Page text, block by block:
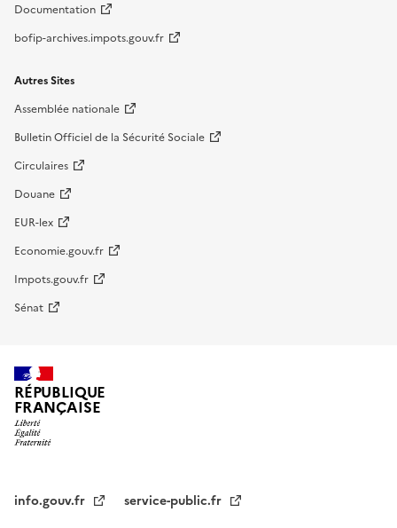
Documentation
bofip-archives.impots.gouv.fr
Autres Sites
Assemblée nationale
Bulletin Officiel de la Sécurité Sociale
Circulaires
Douane
EUR-lex
Economie.gouv.fr
Impots.gouv.fr
Sénat
RÉPUBLIQUE
FRANÇAISE
info.gouv.fr service-public.fr